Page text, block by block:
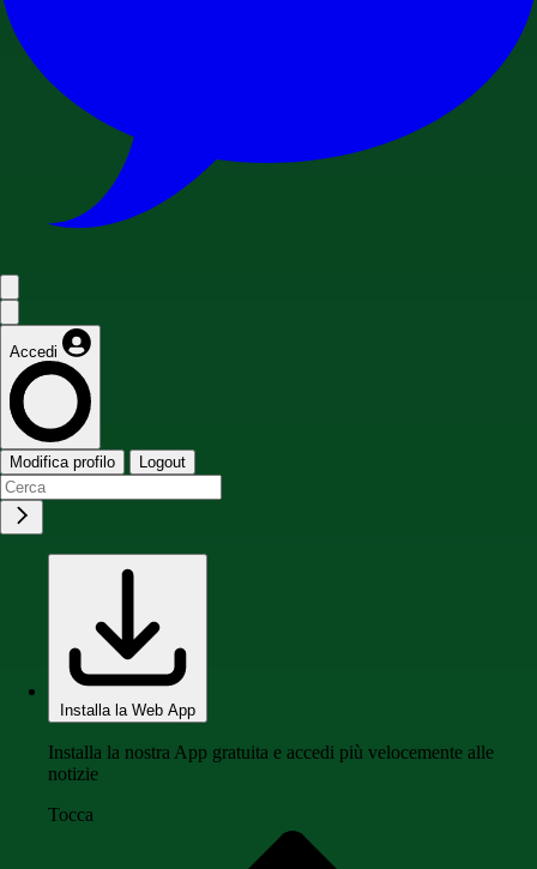
Accedi
Modifica profilo Logout
Installa la Web App
Installa la nostra App gratuita e accedi più velocemente alle
notizie
Tocca